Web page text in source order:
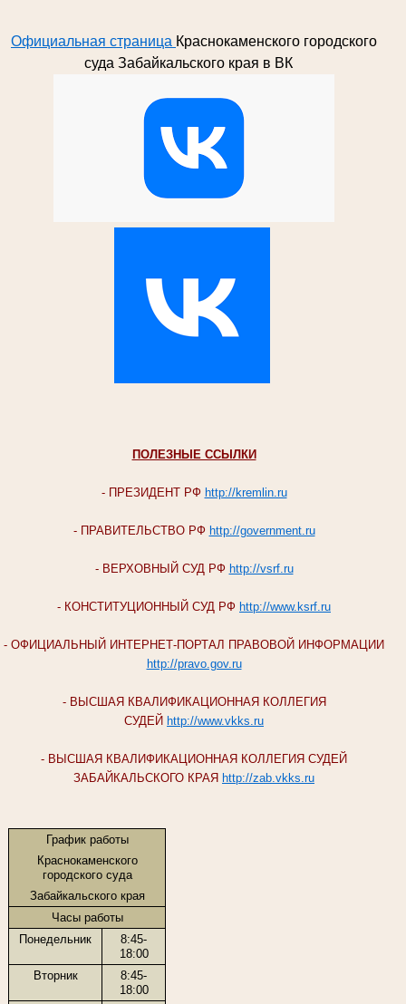
Официальная страница Краснокаменского городского
суда Забайкальского края в ВК
ПОЛЕЗНЫЕ ССЫЛКИ
- ПРЕЗИДЕНТ РФ http://kremlin.ru
- ПРАВИТЕЛЬСТВО РФ http://government.ru
- ВЕРХОВНЫЙ СУД РФ http://vsrf.ru
- КОНСТИТУЦИОННЫЙ СУД РФ http://www.ksrf.ru
- ОФИЦИАЛЬНЫЙ ИНТЕРНЕТ-ПОРТАЛ ПРАВОВОЙ ИНФОРМАЦИИ
http://pravo.gov.ru
- ВЫСШАЯ КВАЛИФИКАЦИОННАЯ КОЛЛЕГИЯ
СУДЕЙ http://www.vkks.ru
- ВЫСШАЯ КВАЛИФИКАЦИОННАЯ КОЛЛЕГИЯ СУДЕЙ
ЗАБАЙКАЛЬСКОГО КРАЯ http://zab.vkks.ru
График работы
Краснокаменского
городского суда
Забайкальского края
Часы работы
Понедельник
8:45-
18:00
Вторник
8:45-
18:00